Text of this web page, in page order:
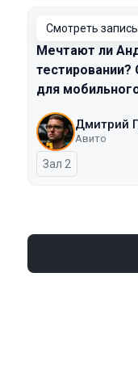
Смотреть запись
Мечтают ли
для
Дмитрий
Авито
Зал 2